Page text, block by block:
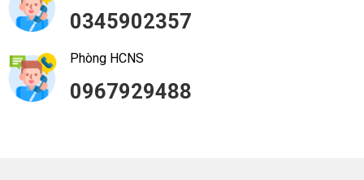
0345902357
Phòng HCNS
0967929488